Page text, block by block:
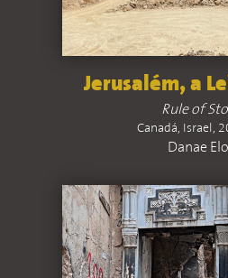
Jerusalém, a
Rule of
Canadá, Israel,
Danae